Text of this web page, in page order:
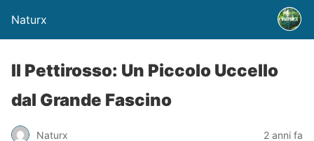
Naturx
Il Pettirosso: Un Piccolo Uccello
dal Grande Fascino
Naturx 2 anni fa